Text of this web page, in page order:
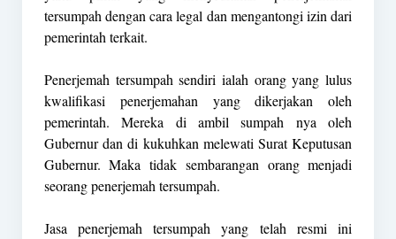
tersumpah dengan cara legal dan mengantongi izin dari
pemerintah terkait.
Penerjemah tersumpah sendiri ialah orang yang lulus
kwalifikasi penerjemahan yang dikerjakan oleh
pemerintah. Mereka di ambil sumpah nya oleh
Gubernur dan di kukuhkan melewati Surat Keputusan
Gubernur. Maka tidak sembarangan orang menjadi
seorang penerjemah tersumpah.
Jasa penerjemah tersumpah yang telah resmi ini